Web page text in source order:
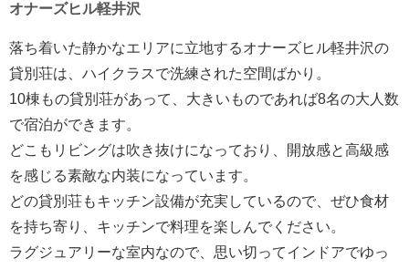
オナーズヒル軽井沢
落ち着いた静かなエリアに立地するオナーズヒル軽井沢の
貸別荘は、ハイクラスで洗練された空間ばかり。
10棟もの貸別荘があって、大きいものであれば8名の大人数
で宿泊ができます。
どこもリビングは吹き抜けになっており、開放感と高級感
を感じる素敵な内装になっています。
どの貸別荘もキッチン設備が充実しているので、ぜひ食材
を持ち寄り、キッチンで料理を楽しんでください。
ラグジュアリーな室内なので、思い切ってインドアでゆっ